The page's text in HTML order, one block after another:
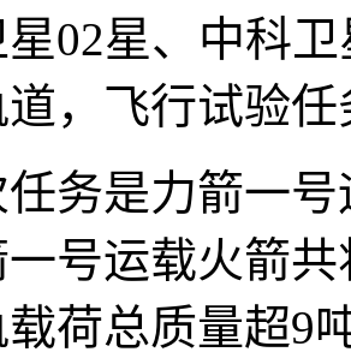
02星、中科
，飞行试验
是力箭一号
号运载火箭
荷总质量超9